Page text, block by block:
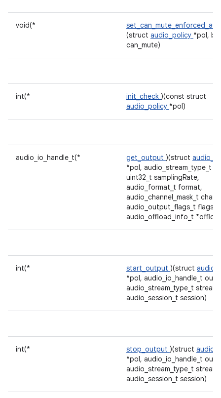
void(*
(struct audio_policy *pol,
can_mute)
int(* init_check )(const struct
audio_policy *pol)
audio_io_handle_t(* get_output )(struct
*pol, audio_stream_type_t
uint32_t samplingRate,
audio_format_t format,
audio_channel_mask_t
audio_output_flags_t flags,
audio_offload_info_t
int(* start_output )(struct
*pol, audio_io_handle_t
audio_stream_type_t stream,
audio_session_t session)
int(* stop_output )(struct
*pol, audio_io_handle_t
audio_stream_type_t stream,
audio_session_t session)